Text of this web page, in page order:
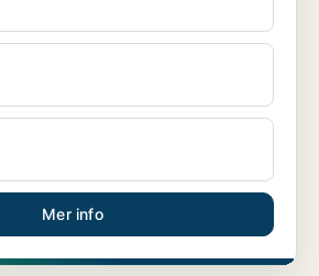
Mer info